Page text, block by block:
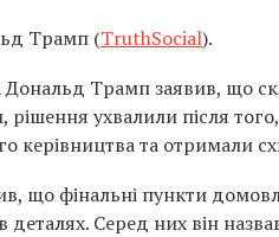
Трамп (TruthSocial).
Трамп заявив, що
рішення ухвалили після
керівництва та отримали
що фінальні пункти
в деталях. Серед них він